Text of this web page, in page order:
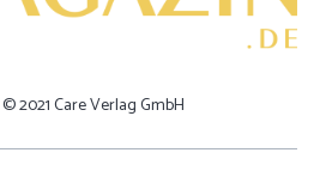
2021 Care Verlag GmbH